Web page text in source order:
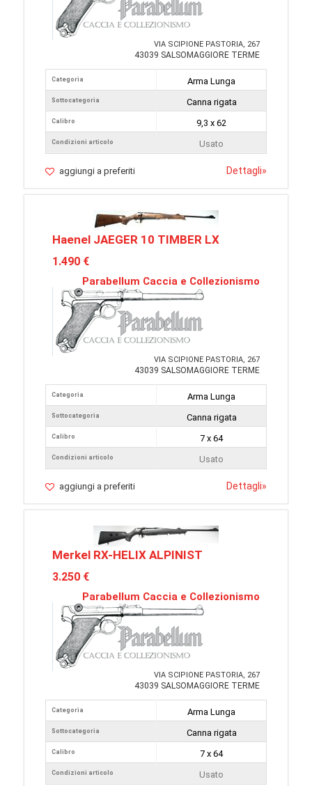
VIA SCIPIONE PASTORIA, 267
43039 SALSOMAGGIORE TERME
Categoria
Sottocategoria
Calibro
Condizioni articolo
Arma Lunga
Canna rigata
9,3 x 62
Usato
aggiungi a preferiti Dettagli»
Haenel JAEGER 10 TIMBER LX
1.490 €
Parabellum Caccia e Collezionismo
VIA SCIPIONE PASTORIA, 267
43039 SALSOMAGGIORE TERME
Categoria
Sottocategoria
Calibro
Condizioni articolo
Arma Lunga
Canna rigata
7 x 64
Usato
aggiungi a preferiti Dettagli»
Merkel RX-HELIX ALPINIST
3.250 €
Parabellum Caccia e Collezionismo
VIA SCIPIONE PASTORIA, 267
43039 SALSOMAGGIORE TERME
Categoria
Sottocategoria
Calibro
Condizioni articolo
Arma Lunga
Canna rigata
7 x 64
Usato